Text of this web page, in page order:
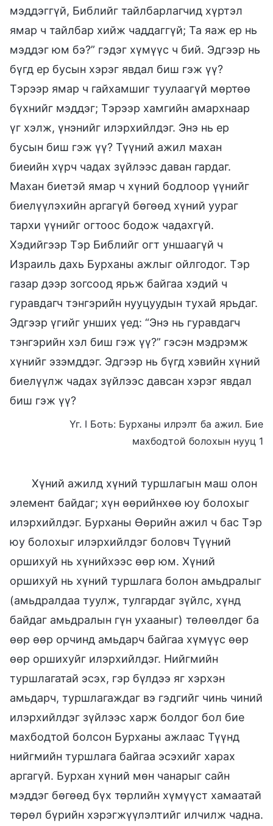
мэддэггүй, Библийг тайлбарлагчид хүртэл
ямар ч тайлбар хийж чаддаггүй; Та яаж ер нь
мэддэг юм бэ?” гэдэг хүмүүс ч бий. Эдгээр нь
бүгд ер бусын хэрэг явдал биш гэж үү?
Тэрээр ямар ч гайхамшиг туулаагүй мөртөө
бүхнийг мэддэг; Тэрээр хамгийн амархнаар
үг хэлж, үнэнийг илэрхийлдэг. Энэ нь ер
бусын биш гэж үү? Түүний ажил махан
биеийн хүрч чадах зүйлээс даван гардаг.
Махан биетэй ямар ч хүний бодлоор үүнийг
биелүүлэхийн аргагүй бөгөөд хүний уураг
тархи үүнийг огтоос бодож чадахгүй.
Хэдийгээр Тэр Библийг огт уншаагүй ч
Израиль дахь Бурханы ажлыг ойлгодог. Тэр
газар дээр зогсоод ярьж байгаа хэдий ч
гуравдагч тэнгэрийн нууцуудын тухай ярьдаг.
Эдгээр үгийг унших үед: “Энэ нь гуравдагч
тэнгэрийн хэл биш гэж үү?” гэсэн мэдрэмж
хүнийг эзэмддэг. Эдгээр нь бүгд хэвийн хүний
биелүүлж чадах зүйлээс давсан хэрэг явдал
биш гэж үү?
Үг. I Боть: Бурханы илрэлт ба ажил. Бие
махбодтой болохын нууц 1
Хүний ажилд хүний туршлагын маш олон
элемент байдаг; хүн өөрийнхөө юу болохыг
илэрхийлдэг. Бурханы Өөрийн ажил ч бас Тэр
юу болохыг илэрхийлдэг боловч Түүний
оршихуй нь хүнийхээс өөр юм. Хүний
оршихуй нь хүний туршлага болон амьдралыг
(амьдралдаа туулж, тулгардаг зүйлс, хүнд
байдаг амьдралын гүн ухааныг) төлөөлдөг ба
өөр өөр орчинд амьдарч байгаа хүмүүс өөр
өөр оршихуйг илэрхийлдэг. Нийгмийн
туршлагатай эсэх, гэр бүлдээ яг хэрхэн
амьдарч, туршлагаждаг вэ гэдгийг чинь чиний
илэрхийлдэг зүйлээс харж болдог бол бие
махбодтой болсон Бурханы ажлаас Түүнд
нийгмийн туршлага байгаа эсэхийг харах
аргагүй. Бурхан хүний мөн чанарыг сайн
мэддэг бөгөөд бүх төрлийн хүмүүст хамаатай
төрөл бүрийн хэрэгжүүлэлтийг илчилж чадна.